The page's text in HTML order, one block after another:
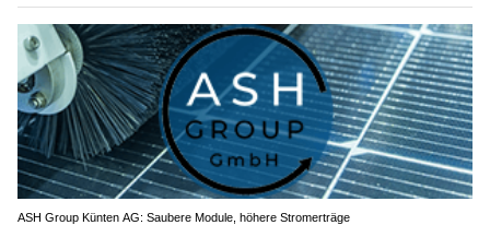
ASH Group Künten AG: Saubere Module, höhere Stromerträge